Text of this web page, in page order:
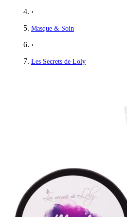
›
Masque & Soin
›
Les Secrets de Loly